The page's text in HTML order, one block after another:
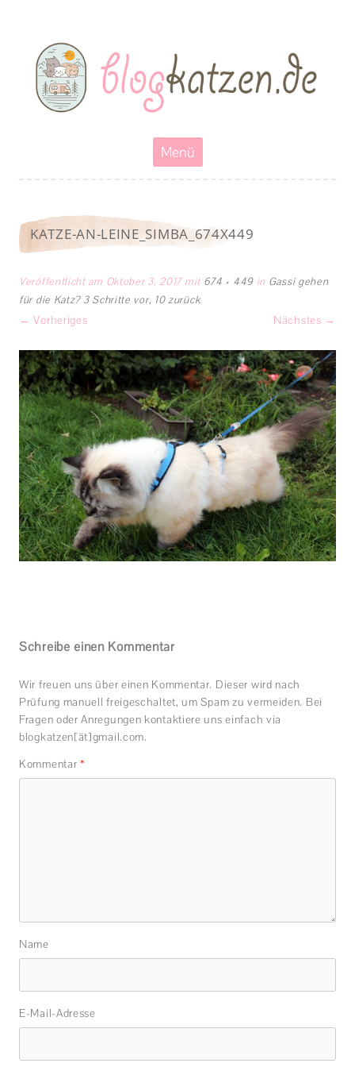
Blogkatzen
Menü
Inhalt
springen
KATZE-AN-LEINE_SIMBA_674X449
Veröffentlicht am Oktober 3, 2017mit 674 × 449in Gassi gehen
für die Katz? 3 Schritte vor, 10 zurück.
← Vorheriges Nächstes →
Schreibe einen Kommentar
Wir freuen uns über einen Kommentar. Dieser wird nach
Prüfung manuell freigeschaltet, um Spam zu vermeiden. Bei
Fragen oder Anregungen kontaktiere uns einfach via
blogkatzen[ät]gmail.com.
Kommentar *
Name
E-Mail-Adresse